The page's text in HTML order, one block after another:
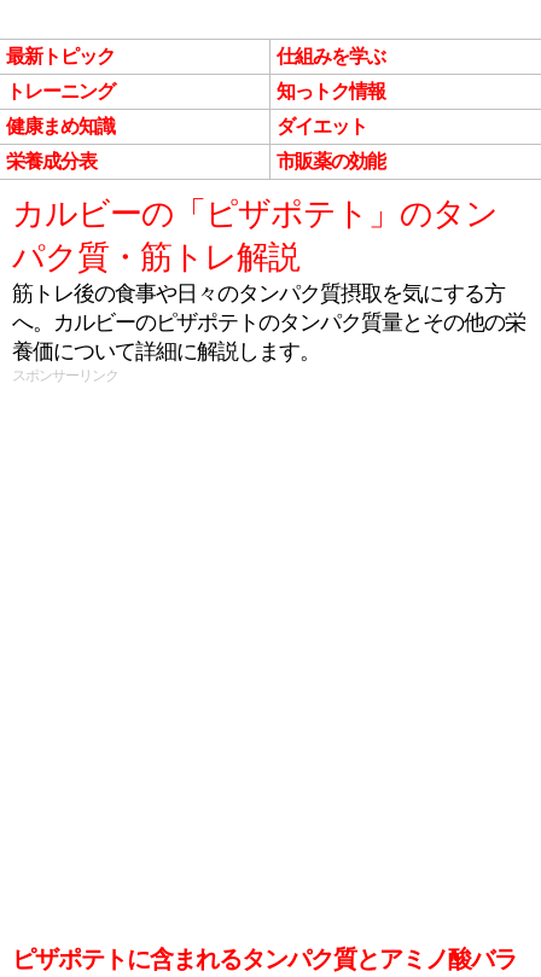
最新トピック
仕組みを学ぶ
トレーニング
知っトク情報
健康まめ知識
ダイエット
栄養成分表
市販薬の効能
カルビーの「ピザポテト」のタン
パク質・筋トレ解説
筋トレ後の食事や日々のタンパク質摂取を気にする方
へ。カルビーのピザポテトのタンパク質量とその他の栄
養価について詳細に解説します。
スポンサーリンク
ピザポテトに含まれるタンパク質とアミノ酸バラ